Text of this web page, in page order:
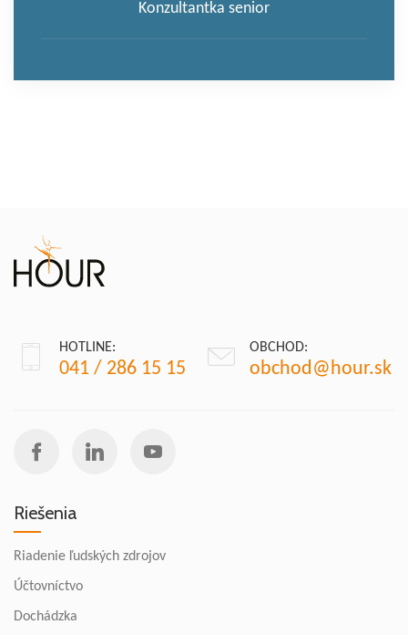
Konzultantka senior
HOTLINE:
041 / 286 15 15
OBCHOD:
obchod@hour.sk
Riešenia
Riadenie ľudských zdrojov
Účtovníctvo
Dochádzka